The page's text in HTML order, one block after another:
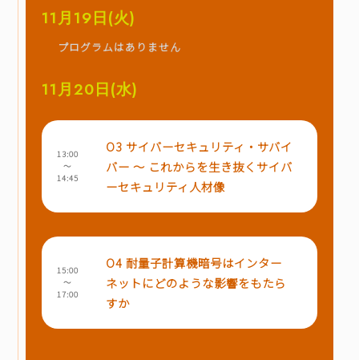
11月19日(火)
プログラムはありません
11月20日(水)
13:00
～
14:45
O3 サイバーセキュリティ・サバイ
バー ～ これからを生き抜くサイバ
ーセキュリティ人材像
15:00
～
17:00
O4 耐量子計算機暗号はインター
ネットにどのような影響をもたら
すか